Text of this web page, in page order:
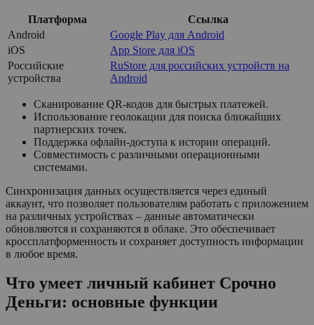
Платформа
Ссылка
Android
Google Play для Android
iOS
App Store для iOS
Российские
устройства
RuStore для российских устройств на
Android
Сканирование QR-кодов для быстрых платежей.
Использование геолокации для поиска ближайших
партнерских точек.
Поддержка офлайн-доступа к истории операций.
Совместимость с различными операционными
системами.
Синхронизация данных осуществляется через единый
аккаунт, что позволяет пользователям работать с приложением
на различных устройствах – данные автоматически
обновляются и сохраняются в облаке. Это обеспечивает
кроссплатформенность и сохраняет доступность информации
в любое время.
Что умеет личный кабинет Срочно
Деньги: основные функции